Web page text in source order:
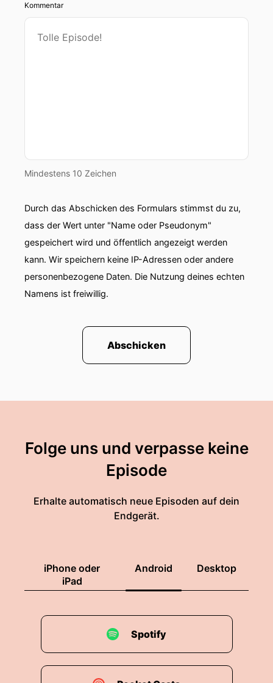
Kommentar
Mindestens 10 Zeichen
Durch das Abschicken des Formulars stimmst du zu,
dass der Wert unter "Name oder Pseudonym"
gespeichert wird und öffentlich angezeigt werden
kann. Wir speichern keine IP-Adressen oder andere
personenbezogene Daten. Die Nutzung deines echten
Namens ist freiwillig.
Abschicken
Folge uns und verpasse keine
Episode
Erhalte automatisch neue Episoden auf dein
Endgerät.
iPhone oder
iPad
Android Desktop
Spotify